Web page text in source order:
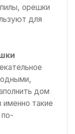
орешки
для
дом
такие